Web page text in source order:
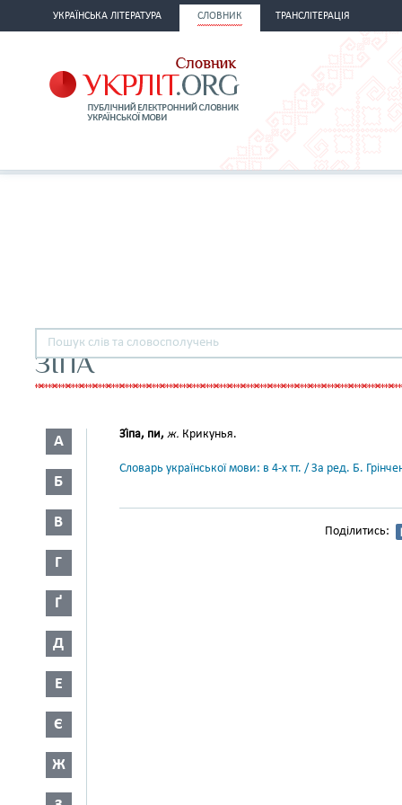
УКРАЇНСЬКА ЛІТЕРАТУРА СЛОВНИК ТРАНСЛІТЕРАЦІЯ
ЗІПА
А
Б
В
Г
Ґ
Д
Е
Є
Ж
Зі́па, пи, ж. Крикунья.
Словарь української мови: в 4-х тт. / За ред. Б.
Поділитись: